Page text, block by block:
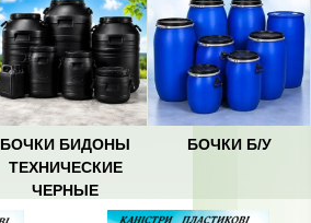
БОЧКИ БИДОНЫ
ТЕХНИЧЕСКИЕ
ЧЕРНЫЕ
БОЧКИ Б/У